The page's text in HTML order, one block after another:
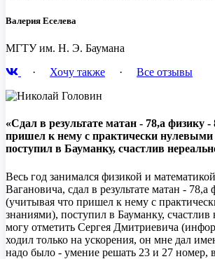
Валерия Еселева
МГТУ им. Н. Э. Баумана
· Хочу также · Все отзывы
«Сдал в результате матан - 78,а физику
пришел к нему с практически
поступил в Бауманку, счастлив
Весь год занимался физикой и
Вагановича, сдал в результате матан - 78,а
(учитывая что пришел к нему с
знаниями), поступил в Бауманку,
могу отметить Сергея Дмитриевича
ходил только на ускорения, он мне дал
надо было - умение решать 23 и 27 номер,